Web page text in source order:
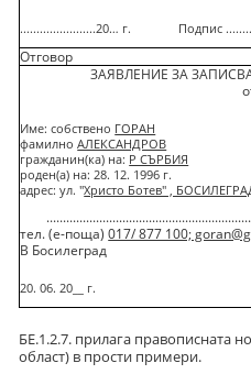
.......................20… г. Подпис
Отговор
ЗАЯВЛЕНИЕ ЗА
Име: собствено ГОРАН
фамилноАЛЕКСАНДРОВ
гражданин(ка) на: Р СЪРБИЯ
роден(а) на: 28. 12. 1996 г.
адрес: ул. "Христо Ботев" ,
тел. (е-поща)017/ 877 100;
В Босилеград
20. 06. 20__ г.
БЕ.1.2.7. прилага правописната
област) в прости примери.